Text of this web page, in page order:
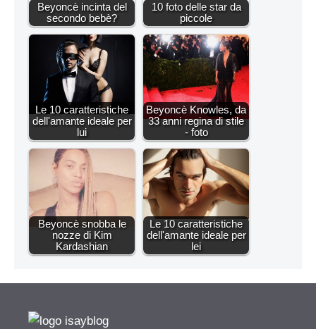
Beyoncè incinta del
secondo bebè?
10 foto delle star da
piccole
Le 10 caratteristiche
dell'amante ideale per
lui
Beyoncè Knowles, da
33 anni regina di stile
- foto
Beyoncè snobba le
nozze di Kim
Kardashian
Le 10 caratteristiche
dell'amante ideale per
lei